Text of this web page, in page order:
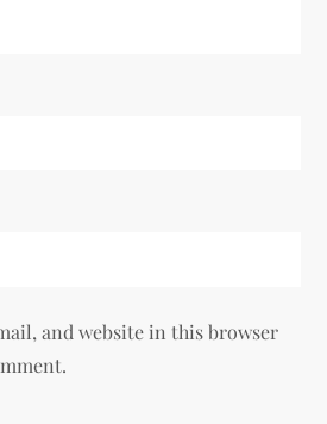
and website in this browser